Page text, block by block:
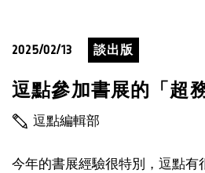
2025/02/13 談出版
逗點參加書展的「超
逗點編輯部
今年的書展經驗很特別，逗點有